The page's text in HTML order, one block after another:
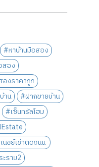
#หาบ้านมือสอง
สอง
งราคาถูก
าน
#ฝากขายบ้าน
#เซ็นทรัลโฮม
ชย์เช่าติดถนน
ราม2